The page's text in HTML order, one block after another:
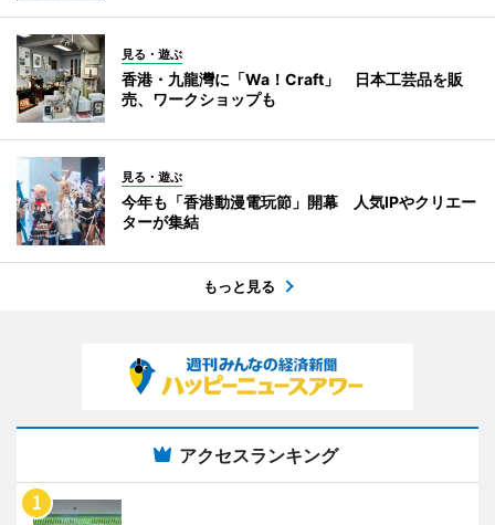
見る・遊ぶ
香港・九龍灣に「Wa！Craft」 日本工芸品を販
売、ワークショップも
見る・遊ぶ
今年も「香港動漫電玩節」開幕 人気IPやクリエー
ターが集結
もっと見る
アクセスランキング